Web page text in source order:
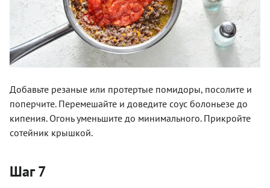
Добавьте резаные или протертые помидоры, посолите и
поперчите. Перемешайте и доведите соус болоньезе до
кипения. Огонь уменьшите до минимального. Прикройте
сотейник крышкой.
Шаг 7